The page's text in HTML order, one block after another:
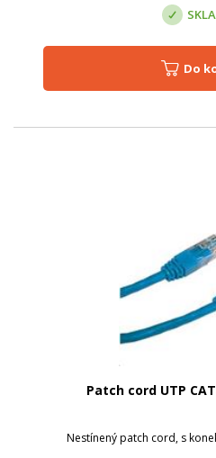
Do
Patch cord UTP
Nestínený patch cord, s